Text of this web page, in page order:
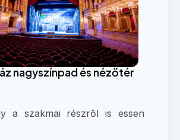
nagyszínpad és nézőtér
a szakmai részről is essen